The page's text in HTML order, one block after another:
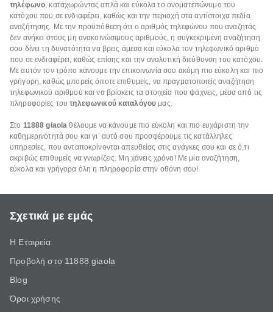
τηλέφωνο, καταχωρώντας απλά και εύκολα το ονοματεπώνυμο του
κατόχου που σε ενδιαφέρει, καθώς και την περιοχή στα αντίστοιχα πεδία
αναζήτησης. Με την προϋπόθεση ότι ο αριθμός τηλεφώνου που αναζητάς
δεν ανήκει στους μη ανακοινώσιμους αριθμούς, η συγκεκριμένη αναζήτηση
σου δίνει τη δυνατότητα να βρεις άμεσα και εύκολα τον τηλεφωνικό αριθμό
που σε ενδιαφέρει, καθώς επίσης και την αναλυτική διεύθυνση του κατόχου.
Με αυτόν τον τρόπο κάνουμε την επικοινωνία σου ακόμη πιο εύκολη και πιο
γρήγορη, καθώς μπορείς όποτε επιθυμείς, να πραγματοποιείς αναζήτηση
τηλεφωνικού αριθμού και να βρίσκεις τα στοιχεία που ψάχνεις, μέσα από τις
πληροφορίες τουτηλεφωνικού καταλόγου μας.
Στο 11888 giaola θέλουμε να κάνουμε πιο εύκολη και πιο ευχάριστη την
καθημερινότητά σου και γι’ αυτό σου προσφέρουμε τις κατάλληλες
υπηρεσίες, που ανταποκρίνονται απευθείας στις ανάγκες σου και σε ό,τι
ακριβώς επιθυμείς να γνωρίζεις. Μη χάνεις χρόνο! Με μία αναζήτηση,
εύκολα και γρήγορα όλη η πληροφορία στην οθόνη σου!
Σχετικά με εμάς
Η Εταιρεία
Προβολή στο 11888 giaola
Blog
Όροι χρήσης